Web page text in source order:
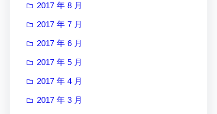
2017 年 8 月
2017 年 7 月
2017 年 6 月
2017 年 5 月
2017 年 4 月
2017 年 3 月